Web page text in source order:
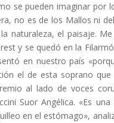
se pueden imaginar
no es de los Mallos ni
naturaleza, el paisaje.
y se quedó en la
en nuestro país
el de esta soprano
al lado de voces
Suor Angélica. «Es
en el estómago»,